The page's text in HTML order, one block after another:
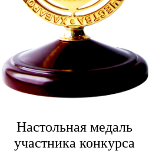
Настольная медаль
участника конкурса